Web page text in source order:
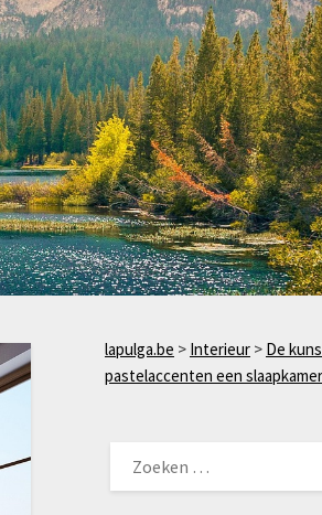
lapulga.be > Interieur> De
pastelaccenten een
NAAR: